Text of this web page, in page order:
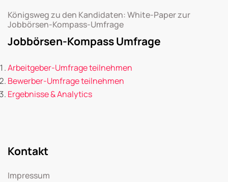
Königsweg zu den Kandidaten: White-Paper zur
Jobbörsen-Kompass-Umfrage
Jobbörsen-Kompass Umfrage
Arbeitgeber-Umfrage teilnehmen
Bewerber-Umfrage teilnehmen
Ergebnisse & Analytics
Kontakt
Impressum